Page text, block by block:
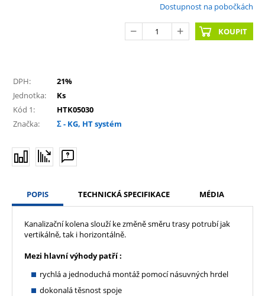
Dostupnost na pobočkách
KOUPIT
DPH:
21%
Jednotka:
Ks
Kód 1:
HTK05030
Značka:
Σ - KG, HT systém
POPIS TECHNICKÁ SPECIFIKACE MÉDIA
Kanalizační kolena slouží ke změně směru trasy potrubí jak
vertikálně, tak i horizontálně.
Mezi hlavní výhody patří :
rychlá a jednoduchá montáž pomocí násuvných hrdel
dokonalá těsnost spoje